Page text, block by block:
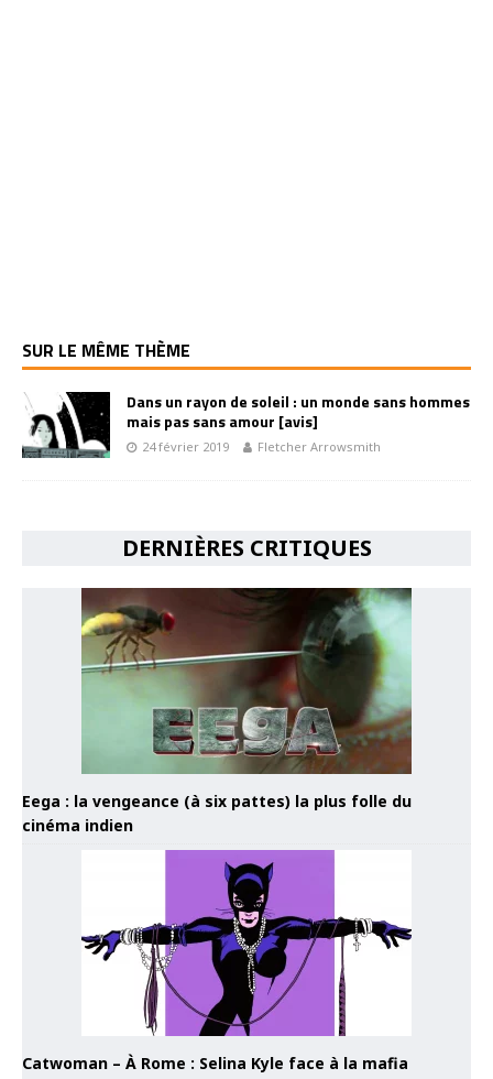
SUR LE MÊME THÈME
Dans un rayon de soleil : un monde sans hommes
mais pas sans amour [avis]
24 février 2019 Fletcher Arrowsmith
DERNIÈRES CRITIQUES
Eega : la vengeance (à six pattes) la plus folle du
cinéma indien
Catwoman – À Rome : Selina Kyle face à la mafia